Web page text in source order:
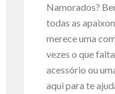
Namorados?
todas as
merece uma
vezes o que
acessório ou
aqui para te